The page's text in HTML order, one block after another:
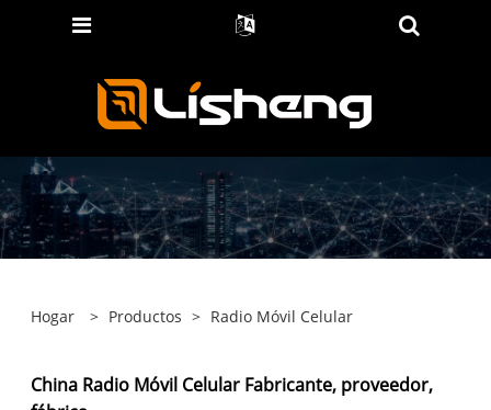
Hogar > Productos > Radio Móvil Celular
China Radio Móvil Celular Fabricante, proveedor,